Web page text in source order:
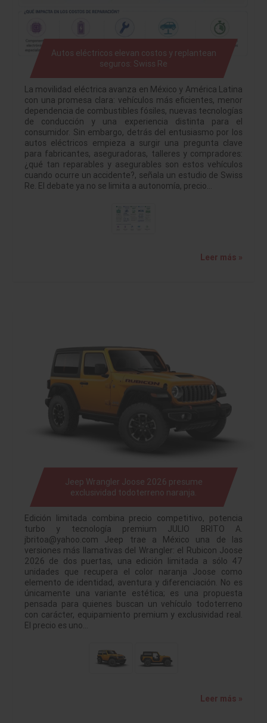
Autos eléctricos elevan costos y replantean
seguros: Swiss Re
La movilidad eléctrica avanza en México y América Latina
con una promesa clara: vehículos más eficientes, menor
dependencia de combustibles fósiles, nuevas tecnologías
de conducción y una experiencia distinta para el
consumidor. Sin embargo, detrás del entusiasmo por los
autos eléctricos empieza a surgir una pregunta clave
para fabricantes, aseguradoras, talleres y compradores:
¿qué tan reparables y asegurables son estos vehículos
cuando ocurre un accidente?, señala un estudio de Swiss
Re. El debate ya no se limita a autonomía, precio…
Leer más »
Jeep Wrangler Joose 2026 presume
exclusividad todoterreno naranja.
Edición limitada combina precio competitivo, potencia
turbo y tecnología premium JULIO BRITO A.
jbritoa@yahoo.com Jeep trae a México una de las
versiones más llamativas del Wrangler: el Rubicon Joose
2026 de dos puertas, una edición limitada a sólo 47
unidades que recupera el color naranja Joose como
elemento de identidad, aventura y diferenciación. No es
únicamente una variante estética; es una propuesta
pensada para quienes buscan un vehículo todoterreno
con carácter, equipamiento premium y exclusividad real.
El precio es uno…
Leer más »